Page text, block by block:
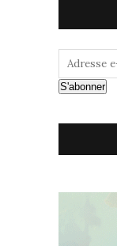
S'abonner